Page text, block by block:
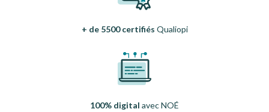
+ de 5500 certifiés Qualiopi
100% digital avec NOÉ